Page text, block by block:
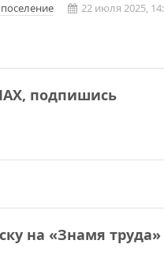
22 июля 2025,
подпишись
на «Знамя труда»